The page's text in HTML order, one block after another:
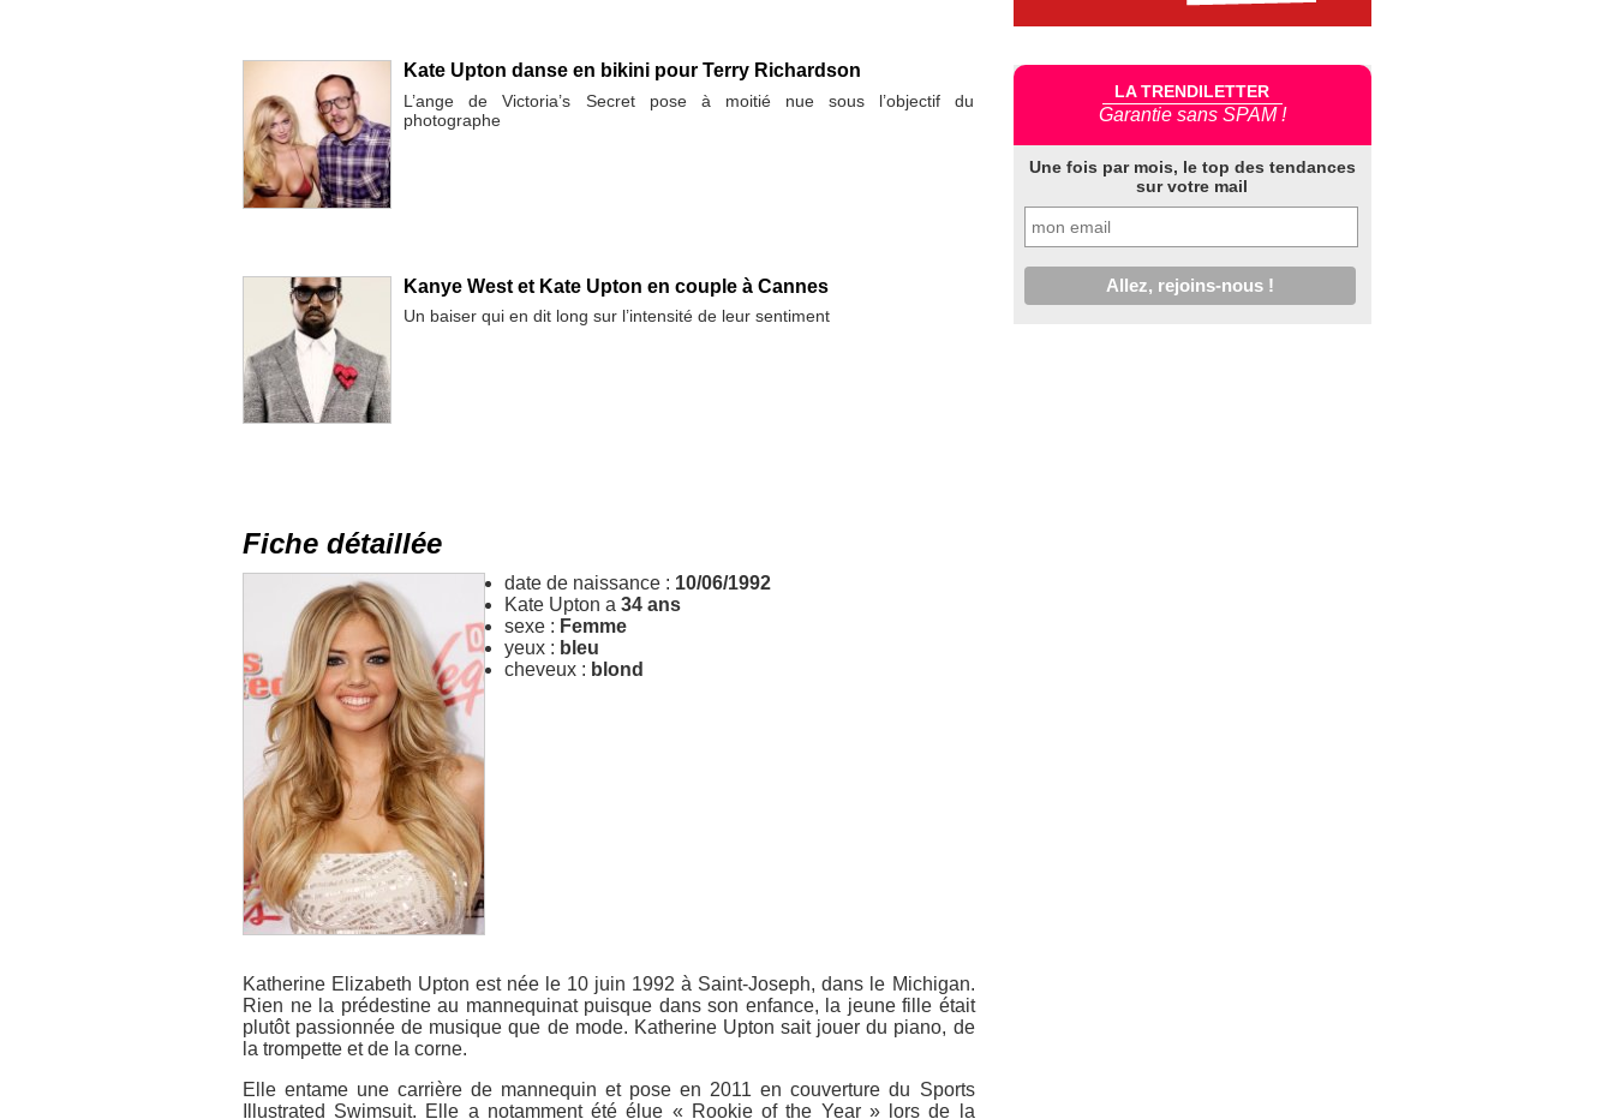
Kate Upton danse en bikini pour Terry Richardson
L’ange de Victoria’s Secret pose à moitié nue sous l’objectif du
photographe
Kanye West et Kate Upton en couple à Cannes
Un baiser qui en dit long sur l’intensité de leur sentiment
Fiche détaillée
date de naissance : 10/06/1992
Kate Upton a 34 ans
sexe : Femme
yeux : bleu
cheveux : blond
Katherine Elizabeth Upton est née le 10 juin 1992 à Saint-Joseph, dans le Michigan.
Rien ne la prédestine au mannequinat puisque dans son enfance, la jeune fille était
plutôt passionnée de musique que de mode. Katherine Upton sait jouer du piano, de
la trompette et de la corne.
Elle entame une carrière de mannequin et pose en 2011 en couverture du Sports
Illustrated Swimsuit. Elle a notamment été élue « Rookie of the Year » lors de la
LA TRENDILETTER
Garantie sans SPAM !
Une fois par mois, le top des tendances
sur votre mail